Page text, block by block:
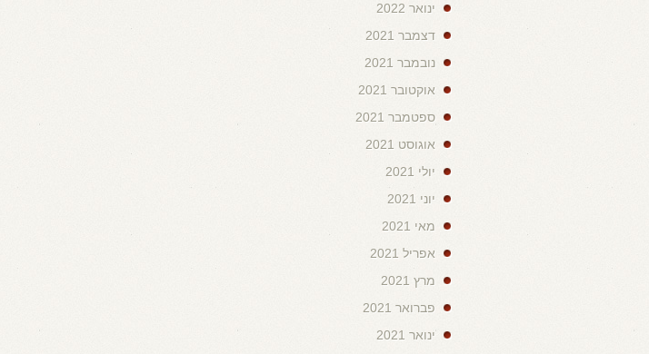
ינואר 2022
דצמבר 2021
נובמבר 2021
אוקטובר 2021
ספטמבר 2021
אוגוסט 2021
יולי 2021
יוני 2021
מאי 2021
אפריל 2021
מרץ 2021
פברואר 2021
ינואר 2021